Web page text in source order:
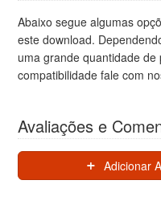
Abaixo segue algumas
este download.
uma grande quantidade
compatibilidade fale com
Avaliações e
Adicionar